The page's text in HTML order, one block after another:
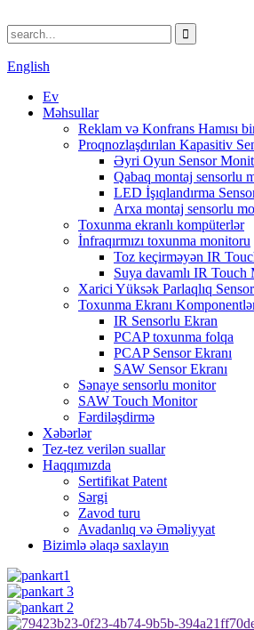
English
Ev
Məhsullar
Reklam və Konfrans Hamısı
Proqnozlaşdırılan Kapasitiv
Əyri Oyun Sensor
Qabaq montaj sensorlu
LED İşıqlandırma
Arxa montaj sensorlu
Toxunma ekranlı kompüterlər
İnfraqırmızı toxunma monitoru
Toz keçirməyən IR
Suya davamlı IR Touch
Xarici Yüksək Parlaqlıq
Toxunma Ekranı
IR Sensorlu Ekran
PCAP toxunma folqa
PCAP Sensor Ekranı
SAW Sensor Ekranı
Sənaye sensorlu monitor
SAW Touch Monitor
Fərdiləşdirmə
Xəbərlər
Tez-tez verilən suallar
Haqqımızda
Sertifikat Patent
Sərgi
Zavod turu
Avadanlıq və Əməliyyat
Bizimlə əlaqə saxlayın